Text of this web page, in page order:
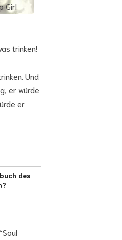
Girl
trinken!
Und
er würde
er
des